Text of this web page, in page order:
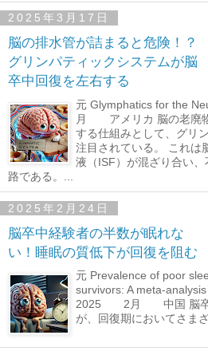
2025年3月17日
脳の排水管が詰まると危険！？
グリンパティックシステムが脳
卒中回復を左右する
元 Glymphatics for the
月 アメリカ 脳の老廃
する仕組みとして、グリ
注目されている。 これは
液（ISF）が混ざり合い
路である。...
2025年2月24日
脳卒中経験者の半数が眠れな
い！睡眠の質低下が回復を阻む
元 Prevalence of poor
survivors: A meta-
2025 2月 中国 脳卒中
が、回復期においてさま